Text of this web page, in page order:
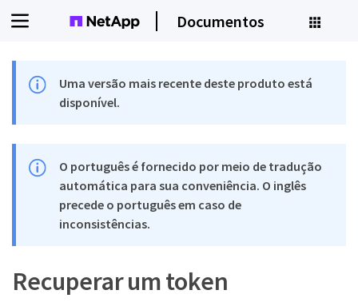
Documentos
Uma versão mais recente deste produto está
disponível.
O português é fornecido por meio de tradução
automática para sua conveniência. O inglês
precede o português em caso de
inconsistências.
Recuperar um token